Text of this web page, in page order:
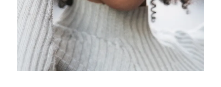
25,41 27,83€